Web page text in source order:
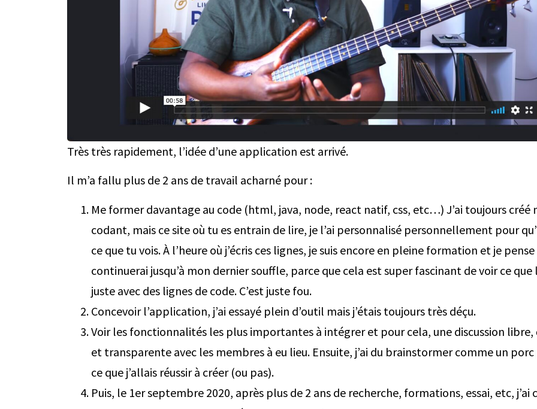
Très très rapidement, l’idée d’une application est arrivé.
Il m’a fallu plus de 2 ans de travail acharné pour :
Me former davantage au code (html, java, node, react natif, css, etc…) J’ai toujours créé
codant, mais ce site où tu es entrain de lire, je l’ai personnalisé personnellement pour
ce que tu vois. À l’heure où j’écris ces lignes, je suis encore en pleine formation et je
continuerai jusqu’à mon dernier souffle, parce que cela est super fascinant de voir ce que
juste avec des lignes de code. C’est juste fou.
Concevoir l’application, j’ai essayé plein d’outil mais j’étais toujours très déçu.
Voir les fonctionnalités les plus importantes à intégrer et pour cela, une discussion
et transparente avec les membres à eu lieu. Ensuite, j’ai du brainstormer comme un
ce que j’allais réussir à créer (ou pas).
Puis, le 1er septembre 2020, après plus de 2 ans de recherche, formations, essai, etc, j’ai